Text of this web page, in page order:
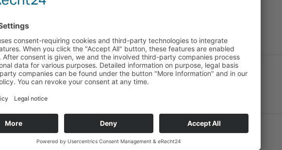
Messaggio
condizioni di trattamento dei dati personali